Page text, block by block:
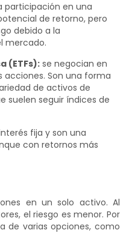
participación en una
de retorno, pero
debido a la
mercado.
(ETFs): se negocian en
acciones. Son una forma
de activos de
suelen seguir índices de
fija y son una
con retornos más
en un solo activo. Al
el riesgo es menor. Por
de varias opciones, como